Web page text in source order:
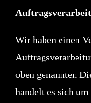
Wir haben einen
oben genannten
handelt es sich